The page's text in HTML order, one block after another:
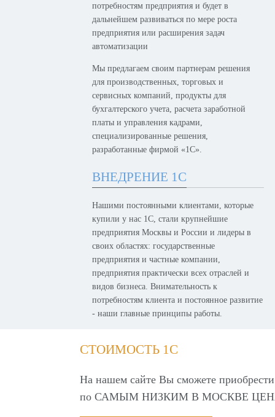
потребностям предприятия и будет в
дальнейшем развиваться по мере роста
предприятия или расширения задач
автоматизации
Мы предлагаем своим партнерам решения
для производственных, торговых и
сервисных компаний, продукты для
бухгалтерского учета, расчета заработной
платы и управления кадрами,
специализированные решения,
разработанные фирмой «1С».
ВНЕДРЕНИЕ 1С
Нашими постоянными клиентами, которые
купили у нас 1С, стали крупнейшие
предприятия Москвы и России и лидеры в
своих областях: государственные
предприятия и частные компании,
предприятия практически всех отраслей и
видов бизнеса. Внимательность к
потребностям клиента и постоянное развитие
- наши главные принципы работы.
СТОИМОСТЬ 1С
На нашем сайте Вы сможете
по САМЫМ НИЗКИМ В МОСКВЕ